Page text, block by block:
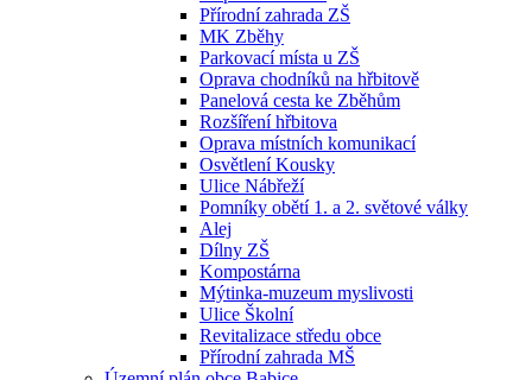
Přírodní zahrada ZŠ
MK Zběhy
Parkovací místa u ZŠ
Oprava chodníků na hřbitově
Panelová cesta ke Zběhům
Rozšíření hřbitova
Oprava místních komunikací
Osvětlení Kousky
Ulice Nábřeží
Pomníky obětí 1. a 2. světové války
Alej
Dílny ZŠ
Kompostárna
Mýtinka-muzeum myslivosti
Ulice Školní
Revitalizace středu obce
Přírodní zahrada MŠ